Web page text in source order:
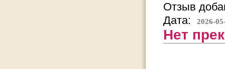
Отзыв
Дата:
2026-
Нет